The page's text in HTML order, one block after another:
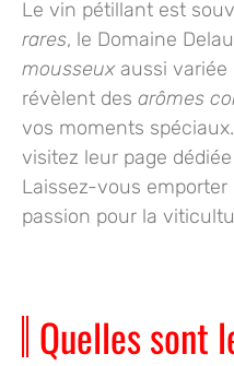
Le vin pétillant est
rares, le Domaine
mousseux aussi variée
révèlent des arômes
vos moments
visitez leur page dédiée
Laissez-vous emporter
passion pour la
Quelles sont